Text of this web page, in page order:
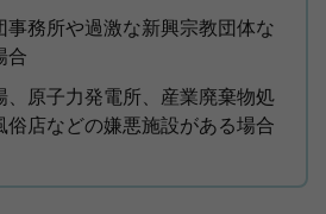
事務所や過激な新興宗教団体な
合
、原子力発電所、産業廃棄物処
俗店などの嫌悪施設がある場合